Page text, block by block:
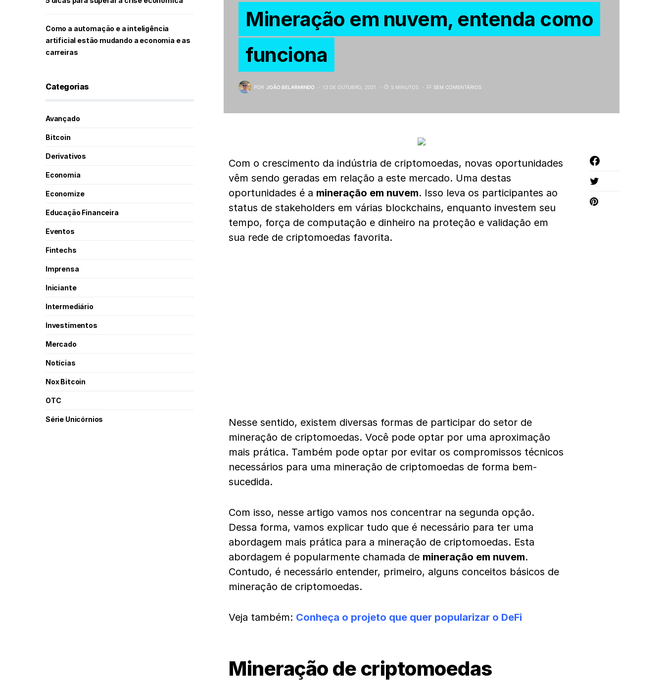
Mineração em nuvem, entenda como
funciona
POR JOÃO BELARMINDO 13 DE OUTUBRO, 2021 5 MINUTOS SEM COMENTÁRIOS
Com o crescimento da indústria de criptomoedas, novas oportunidades
vêm sendo geradas em relação a este mercado. Uma destas
oportunidades é a mineração em nuvem. Isso leva os participantes ao
status de stakeholders em várias blockchains, enquanto investem seu
tempo, força de computação e dinheiro na proteção e validação em
sua rede de criptomoedas favorita.
Nesse sentido, existem diversas formas de participar do setor de
mineração de criptomoedas. Você pode optar por uma aproximação
mais prática. Também pode optar por evitar os compromissos técnicos
necessários para uma mineração de criptomoedas de forma bem-
sucedida.
Com isso, nesse artigo vamos nos concentrar na segunda opção.
Dessa forma, vamos explicar tudo que é necessário para ter uma
abordagem mais prática para a mineração de criptomoedas. Esta
abordagem é popularmente chamada de mineração em nuvem.
Contudo, é necessário entender, primeiro, alguns conceitos básicos de
mineração de criptomoedas.
Veja também: Conheça o projeto que quer popularizar o DeFi
Mineração de criptomoedas
Como a automação e a inteligência
artificial estão mudando a economia e as
carreiras
Categorias
Avançado
Bitcoin
Derivativos
Economia
Economize
Educação Financeira
Eventos
Fintechs
Imprensa
Iniciante
Intermediário
Investimentos
Mercado
Notícias
Nox Bitcoin
OTC
Série Unicórnios